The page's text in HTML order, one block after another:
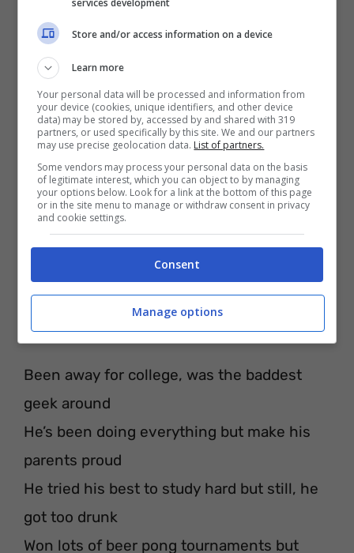
Si rivela essere piuttosto stabile
rossa
Lui è il peggior figlio di pu**ana nel club
Poi fa la danza pong
Poi fa la danza pong
Scarica la suoneria “Pong Dance” sul tuo cellulare
Been away for college, was the baddest
geek around
He’s been doing everything but make his
parents proud
He tried his best to study hard but still, he
got too drunk
Won lots of beer pong tournaments but
Store and/or access information on a device
Learn more
Your personal data will be processed and information from
your device (cookies, unique identifiers, and other device
data) may be stored by, accessed by and shared with 319
partners, or used specifically by this site. We and our partners
may use precise geolocation data. List of partners.
Some vendors may process your personal data on the basis
of legitimate interest, which you can object to by managing
your options below. Look for a link at the bottom of this page
or in the site menu to manage or withdraw consent in privacy
and cookie settings.
Consent
Manage options